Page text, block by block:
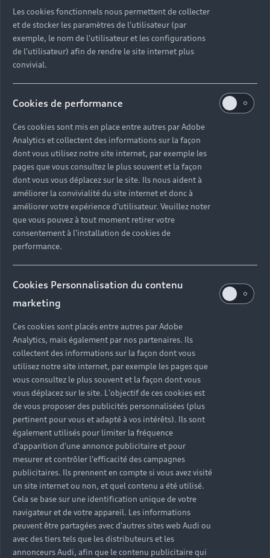
Les cookies fonctionnels nous permettent de collecter
et de stocker les paramètres de l'utilisateur (par
exemple, le nom de l'utilisateur et les configurations
de l'utilisateur) afin de rendre le site internet plus
convivial.
Cookies de performance
Ces cookies sont mis en place entre autres par Adobe
Analytics et collectent des informations sur la façon
dont vous utilisez notre site internet, par exemple les
pages que vous consultez le plus souvent et la façon
dont vous vous déplacez sur le site. Ils nous aident à
améliorer la convivialité du site internet et donc à
améliorer votre expérience d'utilisateur. Veuillez noter
que vous pouvez à tout moment retirer votre
consentement à l'installation de cookies de
performance.
Cookies Personnalisation du contenu
marketing
Ces cookies sont placés entre autres par Adobe
Analytics, mais également par nos partenaires. Ils
collectent des informations sur la façon dont vous
utilisez notre site internet, par exemple les pages que
vous consultez le plus souvent et la façon dont vous
vous déplacez sur le site. L'objectif de ces cookies est
de vous proposer des publicités personnalisées (plus
pertinent pour vous et adapté à vos intérêts). Ils sont
également utilisés pour limiter la fréquence
d'apparition d'une annonce publicitaire et pour
mesurer et contrôler l'efficacité des campagnes
publicitaires. Ils prennent en compte si vous avez visité
un site internet ou non, et quel contenu a été utilisé.
Cela se base sur une identification unique de votre
navigateur et de votre appareil. Les informations
peuvent être partagées avec d'autres sites web Audi ou
avec des tiers tels que les distributeurs et les
annonceurs Audi, afin que le contenu publicitaire qui